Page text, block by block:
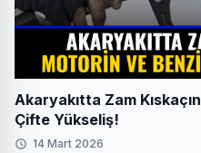
Akaryakıtta Zam
Çifte Yükseliş!
14 Mart 2026